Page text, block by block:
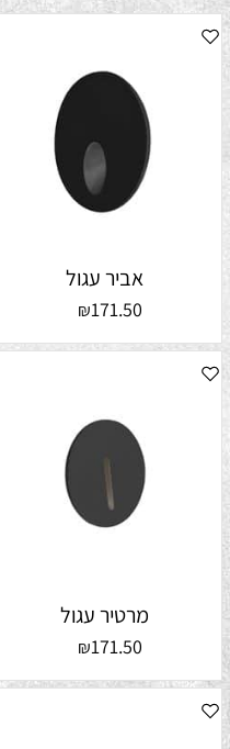
אביר עגול
₪171.50
מרטיר עגול
₪171.50